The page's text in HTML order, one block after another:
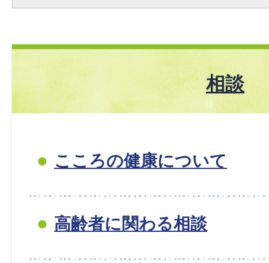
相談
こころの健康について
高齢者に関わる相談